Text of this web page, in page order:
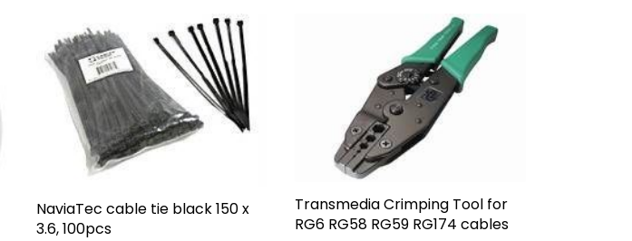
NaviaTec cable tie black 150 x
3.6, 100pcs
Transmedia Crimping Tool for
RG6 RG58 RG59 RG174 cables